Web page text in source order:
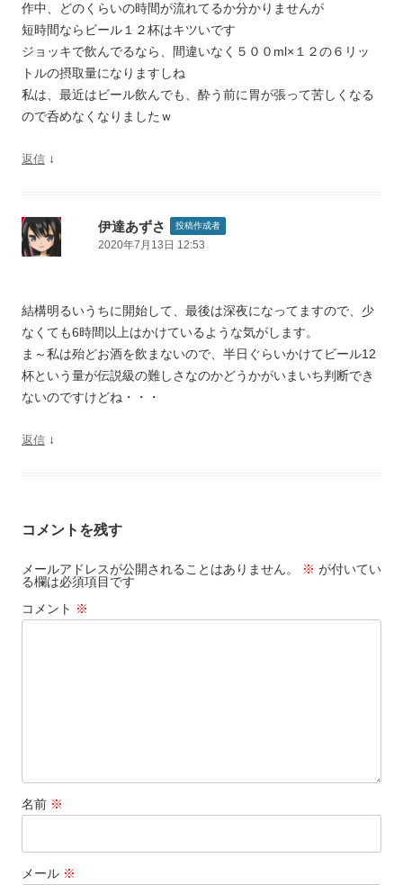
作中、どのくらいの時間が流れてるか分かりませんが
短時間ならビール１２杯はキツいです
ジョッキで飲んでるなら、間違いなく５００ml×１２の６リッ
トルの摂取量になりますしね
私は、最近はビール飲んでも、酔う前に胃が張って苦しくなる
ので呑めなくなりましたｗ
返信 ↓
伊達あずさ 投稿作成者
2020年7月13日 12:53
結構明るいうちに開始して、最後は深夜になってますので、少
なくても6時間以上はかけているような気がします。
ま～私は殆どお酒を飲まないので、半日ぐらいかけてビール12
杯という量が伝説級の難しさなのかどうかがいまいち判断でき
ないのですけどね・・・
返信 ↓
コメントを残す
メールアドレスが公開されることはありません。 ※ が付いてい
る欄は必須項目です
コメント ※
名前 ※
メール ※